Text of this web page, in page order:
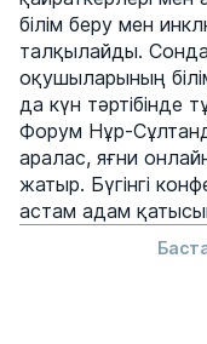
білім беру мен
талқылайды.
оқушыларының
да күн тәртібінде
Форум Нұр-
аралас, яғни
жатыр. Бүгінгі
астам адам